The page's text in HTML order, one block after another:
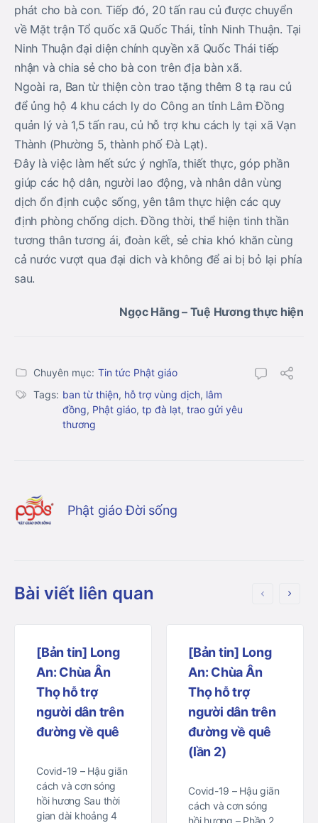
phát cho bà con. Tiếp đó, 20 tấn rau củ được chuyển
về Mặt trận Tổ quốc xã Quốc Thái, tỉnh Ninh Thuận. Tại
Ninh Thuận đại diện chính quyền xã Quốc Thái tiếp
nhận và chia sẻ cho bà con trên địa bàn xã.
Ngoài ra, Ban từ thiện còn trao tặng thêm 8 tạ rau củ
để ủng hộ 4 khu cách ly do Công an tỉnh Lâm Đồng
quản lý và 1,5 tấn rau, củ hỗ trợ khu cách ly tại xã Vạn
Thành (Phường 5, thành phố Đà Lạt).
Đây là việc làm hết sức ý nghĩa, thiết thực, góp phần
giúp các hộ dân, người lao động, và nhân dân vùng
dịch ổn định cuộc sống, yên tâm thực hiện các quy
định phòng chống dịch. Đồng thời, thể hiện tinh thần
tương thân tương ái, đoàn kết, sẻ chia khó khăn cùng
cả nước vượt qua đại dich và không để ai bị bỏ lại phía
sau.
Ngọc Hằng – Tuệ Hương thực hiện
Chuyên mục: Tin tức Phật giáo
Tags: ban từ thiện, hỗ trợ vùng dịch, lâm
đồng, Phật giáo, tp đà lạt, trao gửi yêu
thương
Phật giáo Đời sống
Bài viết liên quan
[Bản tin] Long
An: Chùa Ân
Thọ hỗ trợ
người dân trên
đường về quê
Covid-19 – Hậu giãn
cách và cơn sóng
hồi hương Sau thời
gian dài khoảng 4
[Bản tin] Long
An: Chùa Ân
Thọ hỗ trợ
người dân trên
đường về quê
(lần 2)
Covid-19 – Hậu giãn
cách và cơn sóng
hồi hương – Phần 2